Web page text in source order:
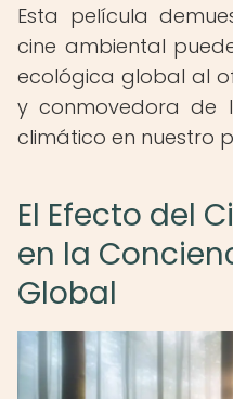
Esta película
cine ambiental
ecológica global al
y conmovedora de
climático en nuestro
El Efecto del
en la
Global